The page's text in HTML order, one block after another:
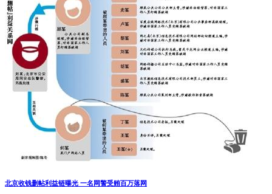
北京收钱删帖利益链曝光 一名网警受贿百万落网